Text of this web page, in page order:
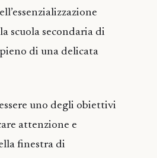
scuola secondaria di
di una delicata
uno degli obiettivi
attenzione e
finestra di